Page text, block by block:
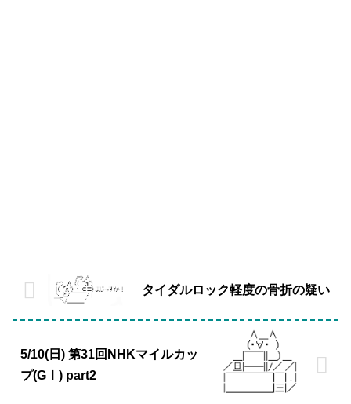
タイダルロック軽度の骨折の疑い
5/10(日) 第31回NHKマイルカッ
プ(GⅠ) part2